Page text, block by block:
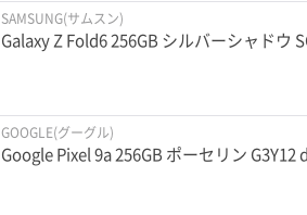
SAMSUNG(サムスン)
Galaxy Z Fold6 256GB シルバーシャドウ
GOOGLE(グーグル)
Google Pixel 9a 256GB ポーセリン